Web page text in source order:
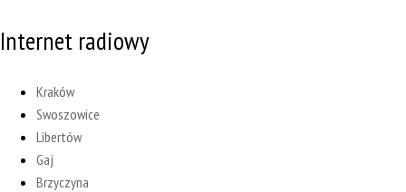
Internet radiowy
Kraków
Swoszowice
Libertów
Gaj
Brzyczyna